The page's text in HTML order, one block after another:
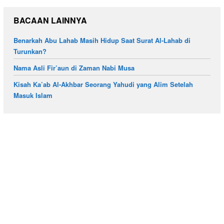
BACAAN LAINNYA
Benarkah Abu Lahab Masih Hidup Saat Surat Al-Lahab di
Turunkan?
Nama Asli Fir’aun di Zaman Nabi Musa
Kisah Ka’ab Al-Akhbar Seorang Yahudi yang Alim Setelah
Masuk Islam